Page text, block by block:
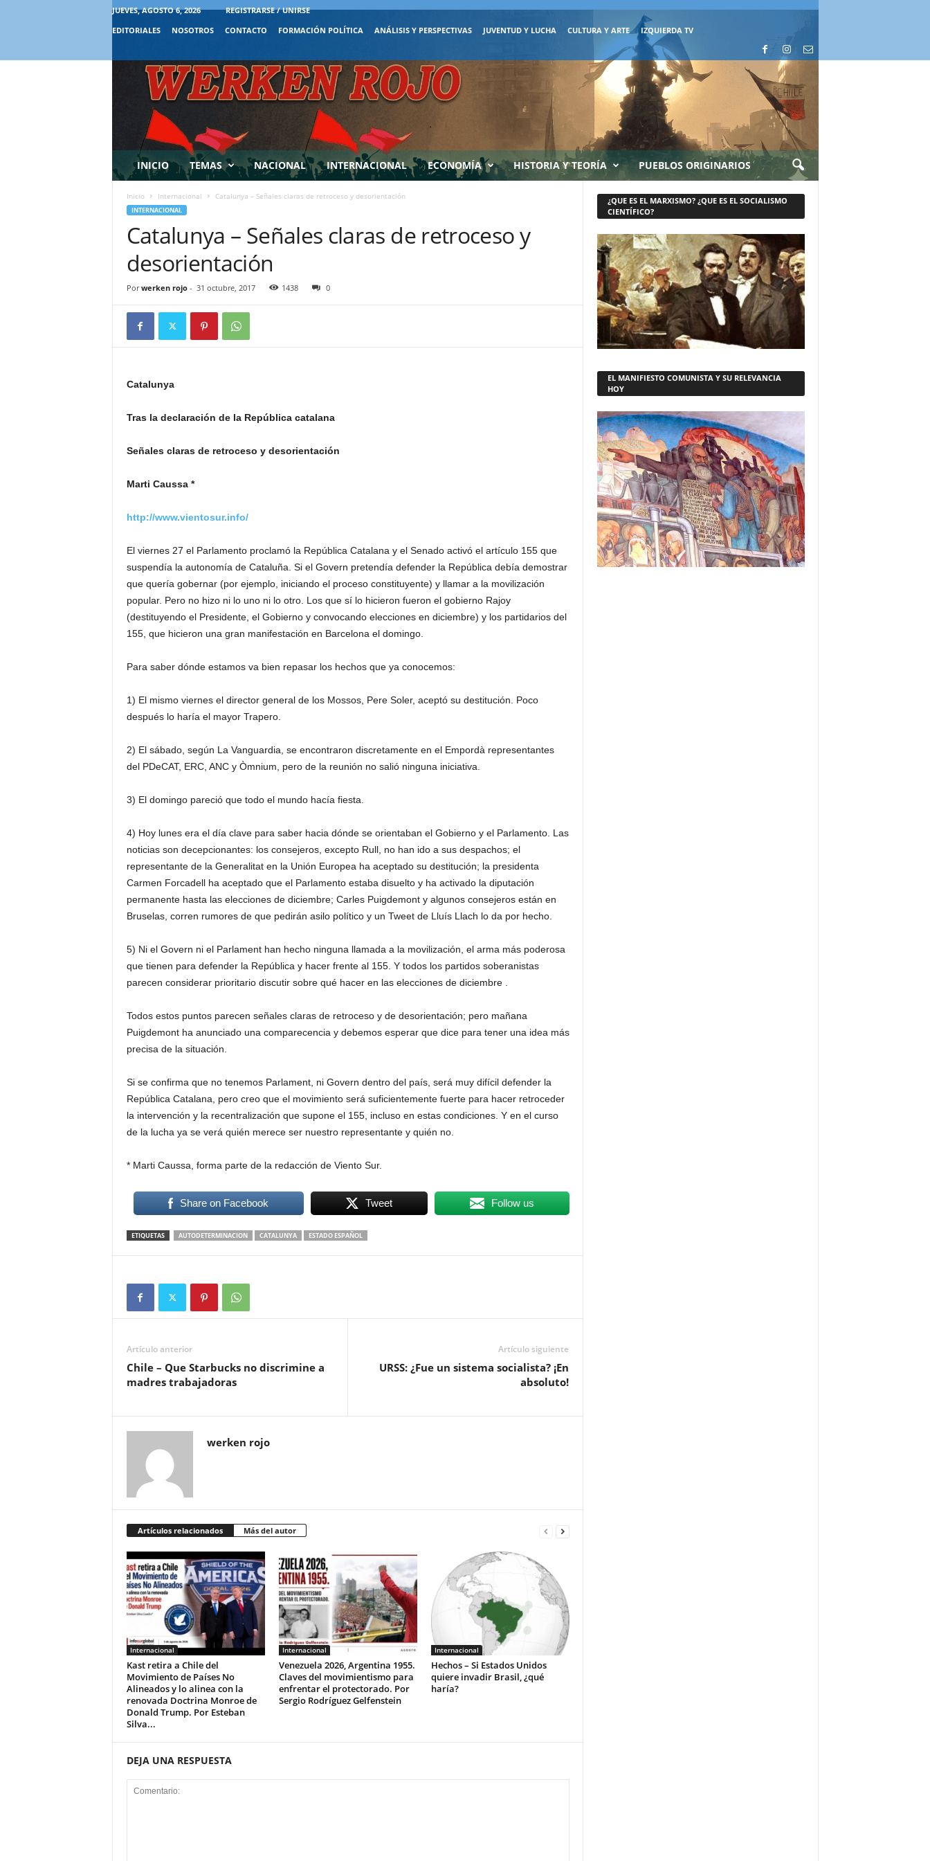
JUEVES, AGOSTO 6, 2026
REGISTRARSE / UNIRSE
EDITORIALES
NOSOTROS CONTACTO FORMACIÓN POLÍTICA ANÁLISIS Y PERSPECTIVAS JUVENTUD Y LUCHA CULTURA Y ARTE IZQUIERDA TV
INICIO TEMAS NACIONAL INTERNACIONAL ECONOMÍA HISTORIA Y TEORÍA PUEBLOS ORIGINARIOS
Inicio Internacional Catalunya – Señales claras de retroceso y desorientación
INTERNACIONAL
Catalunya – Señales claras de retroceso y
desorientación
Por werken rojo- 31 octubre, 2017 1438 0
Catalunya
Tras la declaración de la República catalana
Señales claras de retroceso y desorientación
Marti Caussa *
http://www.vientosur.info/
El viernes 27 el Parlamento proclamó la República Catalana y el Senado activó el artículo 155 que
suspendía la autonomía de Cataluña. Si el Govern pretendía defender la República debía demostrar
que quería gobernar (por ejemplo, iniciando el proceso constituyente) y llamar a la movilización
popular. Pero no hizo ni lo uno ni lo otro. Los que sí lo hicieron fueron el gobierno Rajoy
(destituyendo el Presidente, el Gobierno y convocando elecciones en diciembre) y los partidarios del
155, que hicieron una gran manifestación en Barcelona el domingo.
Para saber dónde estamos va bien repasar los hechos que ya conocemos:
1) El mismo viernes el director general de los Mossos, Pere Soler, aceptó su destitución. Poco
después lo haría el mayor Trapero.
2) El sábado, según La Vanguardia, se encontraron discretamente en el Empordà representantes
del PDeCAT, ERC, ANC y Òmnium, pero de la reunión no salió ninguna iniciativa.
3) El domingo pareció que todo el mundo hacía fiesta.
4) Hoy lunes era el día clave para saber hacia dónde se orientaban el Gobierno y el Parlamento. Las
noticias son decepcionantes: los consejeros, excepto Rull, no han ido a sus despachos; el
representante de la Generalitat en la Unión Europea ha aceptado su destitución; la presidenta
Carmen Forcadell ha aceptado que el Parlamento estaba disuelto y ha activado la diputación
permanente hasta las elecciones de diciembre; Carles Puigdemont y algunos consejeros están en
Bruselas, corren rumores de que pedirán asilo político y un Tweet de Lluís Llach lo da por hecho.
5) Ni el Govern ni el Parlament han hecho ninguna llamada a la movilización, el arma más poderosa
que tienen para defender la República y hacer frente al 155. Y todos los partidos soberanistas
parecen considerar prioritario discutir sobre qué hacer en las elecciones de diciembre .
Todos estos puntos parecen señales claras de retroceso y de desorientación; pero mañana
Puigdemont ha anunciado una comparecencia y debemos esperar que dice para tener una idea más
precisa de la situación.
Si se confirma que no tenemos Parlament, ni Govern dentro del país, será muy difícil defender la
República Catalana, pero creo que el movimiento será suficientemente fuerte para hacer retroceder
la intervención y la recentralización que supone el 155, incluso en estas condiciones. Y en el curso
de la lucha ya se verá quién merece ser nuestro representante y quién no.
* Marti Caussa, forma parte de la redacción de Viento Sur.
Share on Facebook Tweet Follow us
ETIQUETAS AUTODETERMINACION CATALUNYA ESTADO ESPAÑOL
Artículo anterior
Chile – Que Starbucks no discrimine a
madres trabajadoras
Artículo siguiente
URSS: ¿Fue un sistema socialista? ¡En
absoluto!
werken rojo
Artículos relacionados Más del autor
Internacional
Kast retira a Chile del
Movimiento de Países No
Alineados y lo alinea con la
renovada Doctrina Monroe de
Donald Trump. Por Esteban
Silva...
Internacional
Venezuela 2026, Argentina 1955.
Claves del movimientismo para
enfrentar el protectorado. Por
Sergio Rodríguez Gelfenstein
Internacional
Hechos – Si Estados Unidos
quiere invadir Brasil, ¿qué
haría?
DEJA UNA RESPUESTA
¿QUE ES EL MARXISMO? ¿QUE ES EL SOCIALISMO
CIENTÍFICO?
EL MANIFIESTO COMUNISTA Y SU RELEVANCIA
HOY